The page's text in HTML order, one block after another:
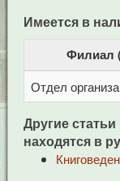
Имеется в
Филиал
Отдел
Другие
находятся в